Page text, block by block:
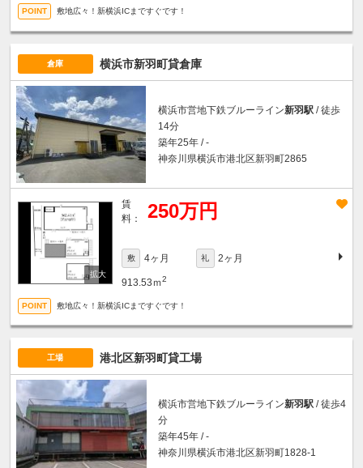
敷地広々！新横浜ICまですぐです！
倉庫 横浜市新羽町貸倉庫
横浜市営地下鉄ブルーライン新羽駅 / 徒歩
14分
築年25年 / -
神奈川県横浜市港北区新羽町2865
賃
料：
250万円
敷 4ヶ月 礼 2ヶ月
913.53ｍ2
敷地広々！新横浜ICまですぐです！
工場 港北区新羽町貸工場
横浜市営地下鉄ブルーライン新羽駅 / 徒歩4
分
築年45年 / -
神奈川県横浜市港北区新羽町1828-1